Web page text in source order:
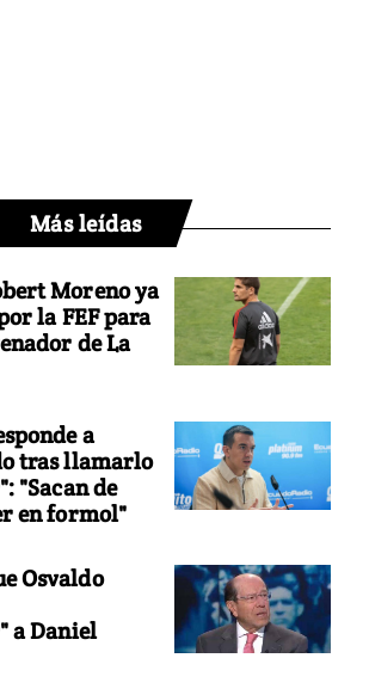
Más leídas
Moreno ya
la FEF para
de La
a
tras llamarlo
"Sacan de
en formol"
Osvaldo
a Daniel